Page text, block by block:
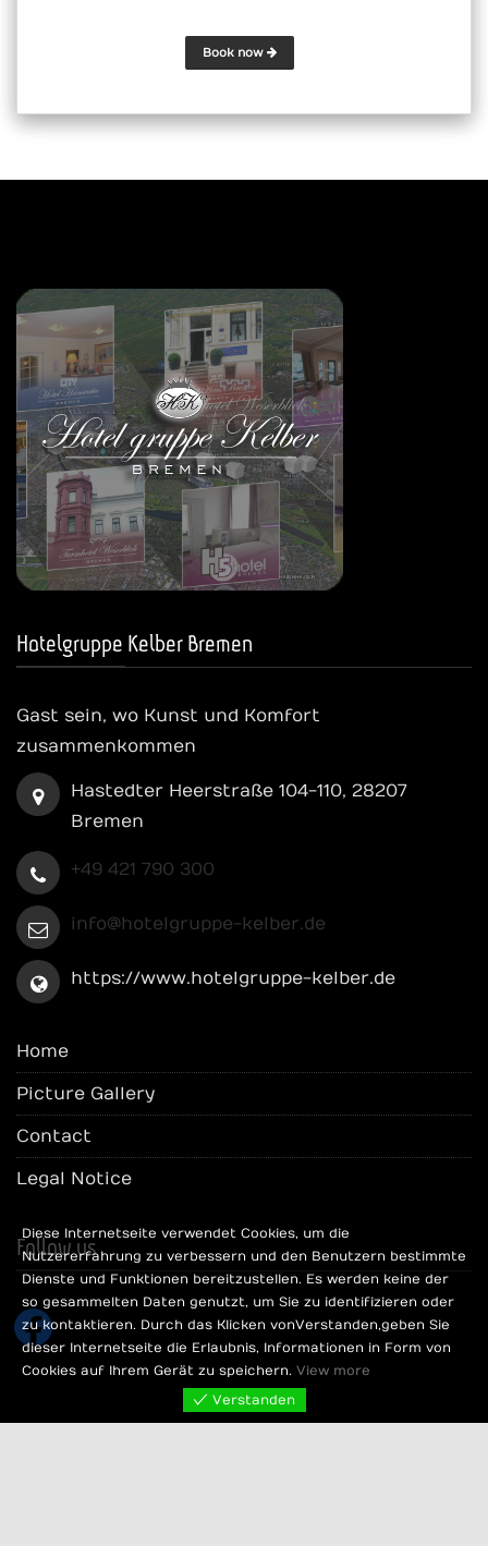
Book now
Hotelgruppe Kelber Bremen
Gast sein, wo Kunst und Komfort
zusammenkommen
Hastedter Heerstraße 104-110, 28207
Bremen
+49 421 790 300
info@hotelgruppe-kelber.de
https://www.hotelgruppe-kelber.de
Home
Picture Gallery
Contact
Legal Notice
Follow us
facebook
Diese Internetseite verwendet Cookies, um die
Nutzererfahrung zu verbessern und den Benutzern bestimmte
Dienste und Funktionen bereitzustellen. Es werden keine der
so gesammelten Daten genutzt, um Sie zu identifizieren oder
zu kontaktieren. Durch das Klicken von Verstanden, geben Sie
dieser Internetseite die Erlaubnis, Informationen in Form von
Cookies auf Ihrem Gerät zu speichern. View more
Verstanden